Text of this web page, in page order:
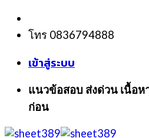
Skip
content
โทร 0836794888
เข้าสู่ระบบ
แนวข้อสอบ ส่งด่วน เนื้อ
ก่อน